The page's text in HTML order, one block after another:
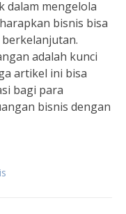
dalam mengelola
bisnis bisa
adalah kunci
artikel ini bisa
bagi para
bisnis dengan